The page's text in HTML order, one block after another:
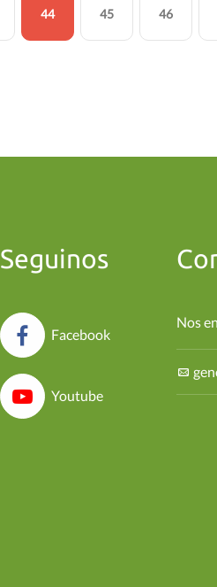
44 45 46
Seguinos
Facebook
Youtube
Nos